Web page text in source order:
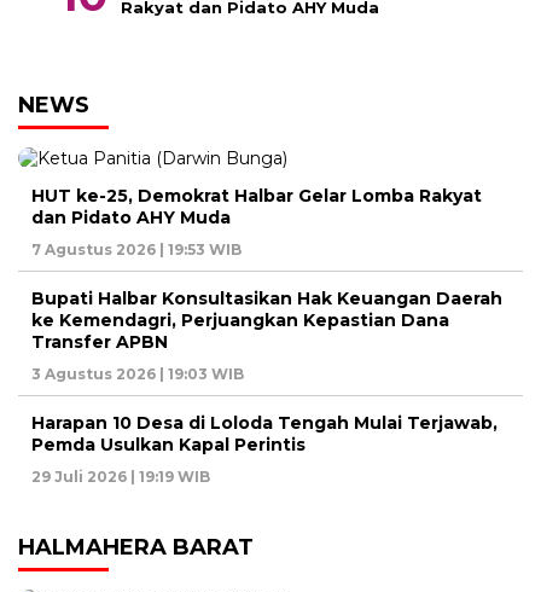
Rakyat dan Pidato AHY Muda
NEWS
HUT ke-25, Demokrat Halbar Gelar Lomba Rakyat
dan Pidato AHY Muda
7 Agustus 2026 | 19:53 WIB
Bupati Halbar Konsultasikan Hak Keuangan Daerah
ke Kemendagri, Perjuangkan Kepastian Dana
Transfer APBN
3 Agustus 2026 | 19:03 WIB
Harapan 10 Desa di Loloda Tengah Mulai Terjawab,
Pemda Usulkan Kapal Perintis
29 Juli 2026 | 19:19 WIB
HALMAHERA BARAT